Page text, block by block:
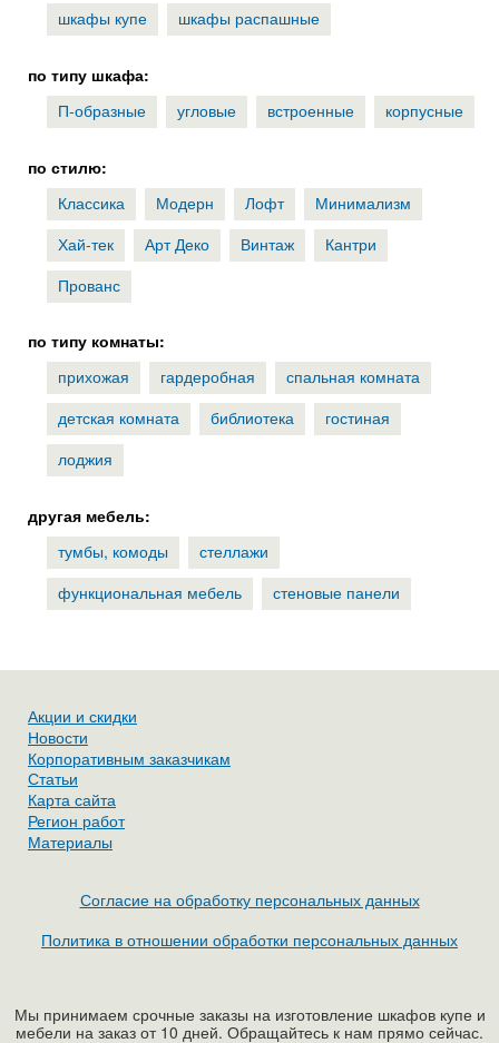
шкафы купе
шкафы распашные
по типу шкафа:
П-образные
угловые встроенные корпусные
по стилю:
Классика
Модерн Лофт
Минимализм
Хай-тек
Арт Деко Винтаж
Кантри
Прованс
по типу комнаты:
прихожая
гардеробная
спальная комната
детская комната
библиотека
гостиная
лоджия
другая мебель:
тумбы, комоды
стеллажи
функциональная мебель
стеновые панели
Акции и скидки
Новости
Корпоративным заказчикам
Статьи
Карта сайта
Регион работ
Материалы
Согласие на обработку персональных данных
Политика в отношении обработки персональных данных
Мы принимаем срочные заказы на изготовление шкафов купе и
мебели на заказ от 10 дней. Обращайтесь к нам прямо сейчас.